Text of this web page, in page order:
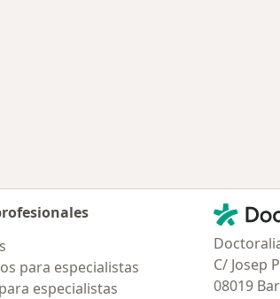
para especialistas
especialistas
Doctoralia -
C/ Josep
08019